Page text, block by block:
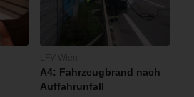
A4: Fahrzeugbrand nach
Auffahrunfall